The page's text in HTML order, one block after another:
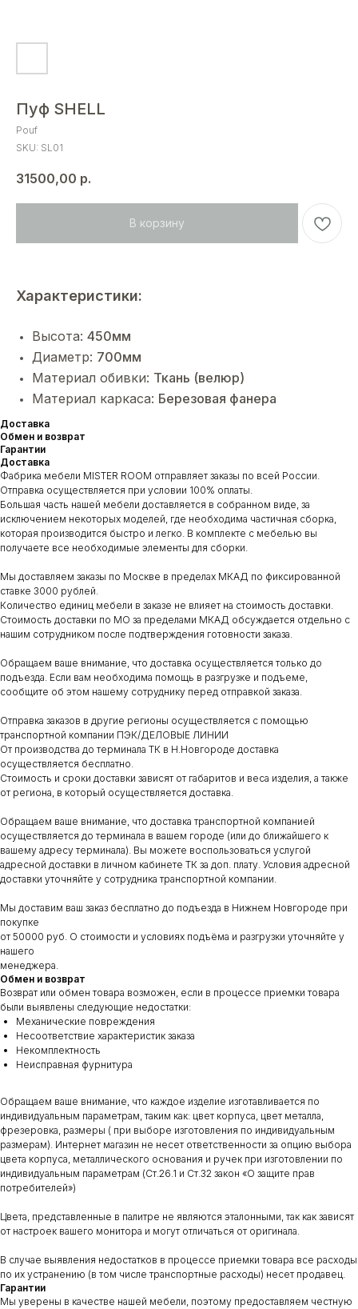
Пуф SHELL
Pouf
SKU: SL01
31500,00 р.
В корзину
Характеристики:
Высота: 450мм
Диаметр: 700мм
Материал обивки: Ткань (велюр)
Материал каркаса: Березовая фанера
Доставка
Обмен и возврат
Гарантии
Доставка
Фабрика мебели MISTER ROOM отправляет заказы по всей России.
Отправка осуществляется при условии 100% оплаты.
Большая часть нашей мебели доставляется в собранном виде, за
исключением некоторых моделей, где необходима частичная сборка,
которая производится быстро и легко. В комплекте с мебелью вы
получаете все необходимые элементы для сборки.
Мы доставляем заказы по Москве в пределах МКАД по фиксированной
ставке 3000 рублей.
Количество единиц мебели в заказе не влияет на стоимость доставки.
Стоимость доставки по МО за пределами МКАД обсуждается отдельно с
нашим сотрудником после подтверждения готовности заказа.
Обращаем ваше внимание, что доставка осуществляется только до
подъезда. Если вам необходима помощь в разгрузке и подъеме,
сообщите об этом нашему сотруднику перед отправкой заказа.
Отправка заказов в другие регионы осуществляется с помощью
транспортной компании ПЭК/ДЕЛОВЫЕ ЛИНИИ
От производства до терминала ТК в Н.Новгороде доставка
осуществляется бесплатно.
Стоимость и сроки доставки зависят от габаритов и веса изделия, а также
от региона, в который осуществляется доставка.
Обращаем ваше внимание, что доставка транспортной компанией
осуществляется до терминала в вашем городе (или до ближайшего к
вашему адресу терминала). Вы можете воспользоваться услугой
адресной доставки в личном кабинете ТК за доп. плату. Условия адресной
доставки уточняйте у сотрудника транспортной компании.
Мы доставим ваш заказ бесплатно до подъезда в Нижнем Новгороде при
покупке
от 50000 руб. О стоимости и условиях подъёма и разгрузки уточняйте у
нашего
менеджера.
Обмен и возврат
Возврат или обмен товара возможен, если в процессе приемки товара
были выявлены следующие недостатки:
Механические повреждения
Несоответствие характеристик заказа
Некомплектность
Неисправная фурнитура
Обращаем ваше внимание, что каждое изделие изготавливается по
индивидуальным параметрам, таким как: цвет корпуса, цвет металла,
фрезеровка, размеры ( при выборе изготовления по индивидуальным
размерам). Интернет магазин не несет ответственности за опцию выбора
цвета корпуса, металлического основания и ручек при изготовлении по
индивидуальным параметрам (Ст.26.1 и Ст.32 закон «О защите прав
потребителей»)
Цвета, представленные в палитре не являются эталонными, так как зависят
от настроек вашего монитора и могут отличаться от оригинала.
В случае выявления недостатков в процессе приемки товара все расходы
по их устранению (в том числе транспортные расходы) несет продавец.
Гарантии
Мы уверены в качестве нашей мебели, поэтому предоставляем честную